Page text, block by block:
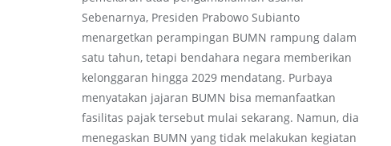
Sebenarnya, Presiden Prabowo Subianto
menargetkan perampingan BUMN rampung dalam
satu tahun, tetapi bendahara negara memberikan
kelonggaran hingga 2029 mendatang. Purbaya
menyatakan jajaran BUMN bisa memanfaatkan
fasilitas pajak tersebut mulai sekarang. Namun, dia
menegaskan BUMN yang tidak melakukan kegiatan